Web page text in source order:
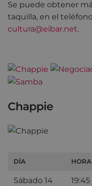
Se puede obtener
taquilla, en el
cultura@eibar.net.
Chappie
DÍA HORA
Sábado 14 19:45